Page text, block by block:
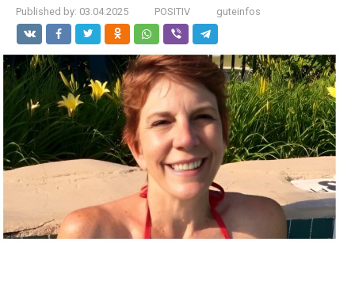
Published by: 03.04.2025 POSITIV guteinfos